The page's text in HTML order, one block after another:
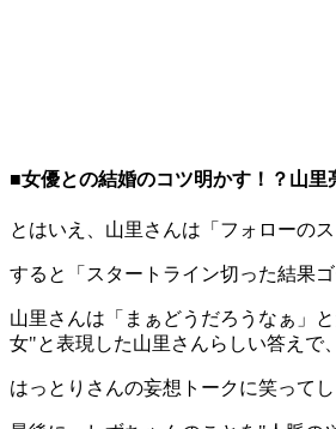
■女優との結婚のコツ明かす！？山里
とはいえ、山里さんは「フォローの
すると「スタートライン切った結果
山里さんは「まぁどうだろうなぁ」
女"と表現した山里さんらしい答えで
はっとりさんの妄想トークに笑って